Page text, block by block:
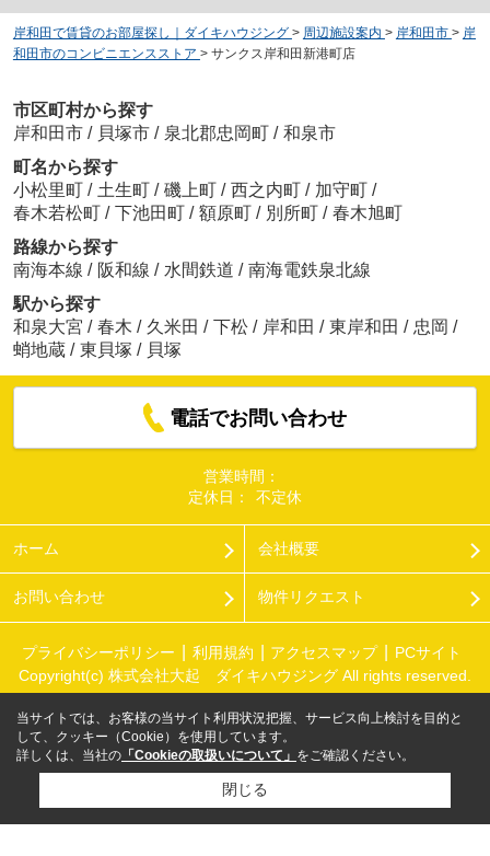
岸和田で賃貸のお部屋探し｜ダイキハウジング > 周辺施設案内 > 岸和田市 > 岸
和田市のコンビニエンスストア > サンクス岸和田新港町店
市区町村から探す
岸和田市 / 貝塚市 / 泉北郡忠岡町 / 和泉市
町名から探す
小松里町 / 土生町 / 磯上町 / 西之内町 / 加守町 /
春木若松町 / 下池田町 / 額原町 / 別所町 / 春木旭町
路線から探す
南海本線 / 阪和線 / 水間鉄道 / 南海電鉄泉北線
駅から探す
和泉大宮 / 春木 / 久米田 / 下松 / 岸和田 / 東岸和田 / 忠岡 /
蛸地蔵 / 東貝塚 / 貝塚
電話でお問い合わせ
営業時間：
定休日：
不定休
ホーム 会社概要
お問い合わせ 物件リクエスト
プライバシーポリシー 利用規約 アクセスマップ
PCサイト
Copyright(c) 株式会社大起 ダイキハウジング All rights reserved.
当サイトでは、お客様の当サイト利用状況把握、サービス向上検討を目的と
して、クッキー（Cookie）を使用しています。
詳しくは、当社の 「Cookieの取扱いについて」 をご確認ください。
閉じる